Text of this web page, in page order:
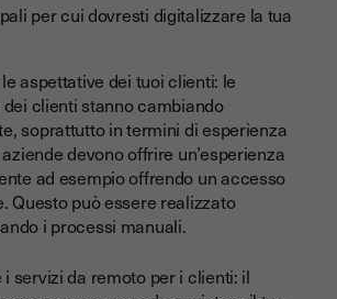
per cui dovresti digitalizzare la tua
aspettative dei tuoi clienti: le
clienti stanno cambiando
soprattutto in termini di esperienza
devono offrire un’esperienza
ad esempio offrendo un accesso
Questo può essere realizzato
i processi manuali.
servizi da remoto per i clienti: il